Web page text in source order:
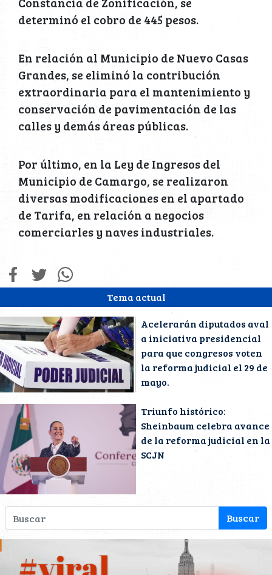
Tema actual
Acelerarán diputados aval
a iniciativa presidencial
para que congresos voten
la reforma judicial el 29 de
mayo.
Triunfo histórico:
Sheinbaum celebra avance
de la reforma judicial en la
SCJN
determinó el cobro de 445 pesos.
En relación al Municipio de Nuevo Casas
Grandes, se eliminó la contribución
extraordinaria para el mantenimiento y
conservación de pavimentación de las
calles y demás áreas públicas.
Por último, en la Ley de Ingresos del
Municipio de Camargo, se realizaron
diversas modificaciones en el apartado
de Tarifa, en relación a negocios
comerciarles y naves industriales.